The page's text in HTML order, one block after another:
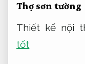
Thợ sơn tường
Thiết kế nội
tốt